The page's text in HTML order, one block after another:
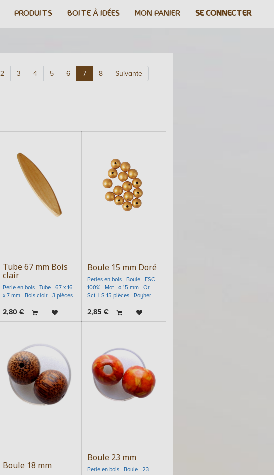
PRODUITS BOITE À IDÉES MON PANIER SE CONNECTER
2 3 4 5 6 7 8 Suivante
Tube 67 mm Bois
clair
Perle en bois - Tube - 67 x 16
x 7 mm - Bois clair - 3 pièces
2,80€
Boule 15 mm Doré
Perles en bois - Boule - FSC
100% - Mat - ø 15 mm - Or -
Sct.-LS 15 pièces - Rayher
2,85 €
Boule 18 mm
Boule 23 mm
Perle en bois - Boule - 23